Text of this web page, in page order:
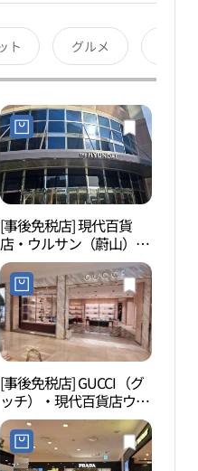
ト グルメ
[事後免税店] 現代百貨
店・ウルサン（蔚山）店
(현대백화점 울산점)
[事後免税店] GUCCI（グ
ッチ）・現代百貨店ウル
サン（蔚山）店(구찌 현
대백화점 울산점)